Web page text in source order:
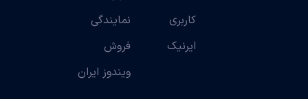
کاربری
ایرنیک
نمایندگی
فروش
ویندوز ایران